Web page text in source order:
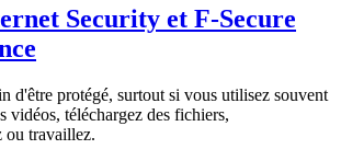
Security et F-Secure
d'être protégé, surtout si vous utilisez souvent
vidéos, téléchargez des fichiers,
ou travaillez.